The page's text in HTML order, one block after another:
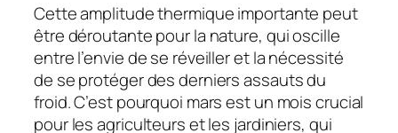
Cette amplitude thermique importante peut
être déroutante pour la nature, qui oscille
entre l’envie de se réveiller et la nécessité
de se protéger des derniers assauts du
froid. C’est pourquoi mars est un mois crucial
pour les agriculteurs et les jardiniers, qui